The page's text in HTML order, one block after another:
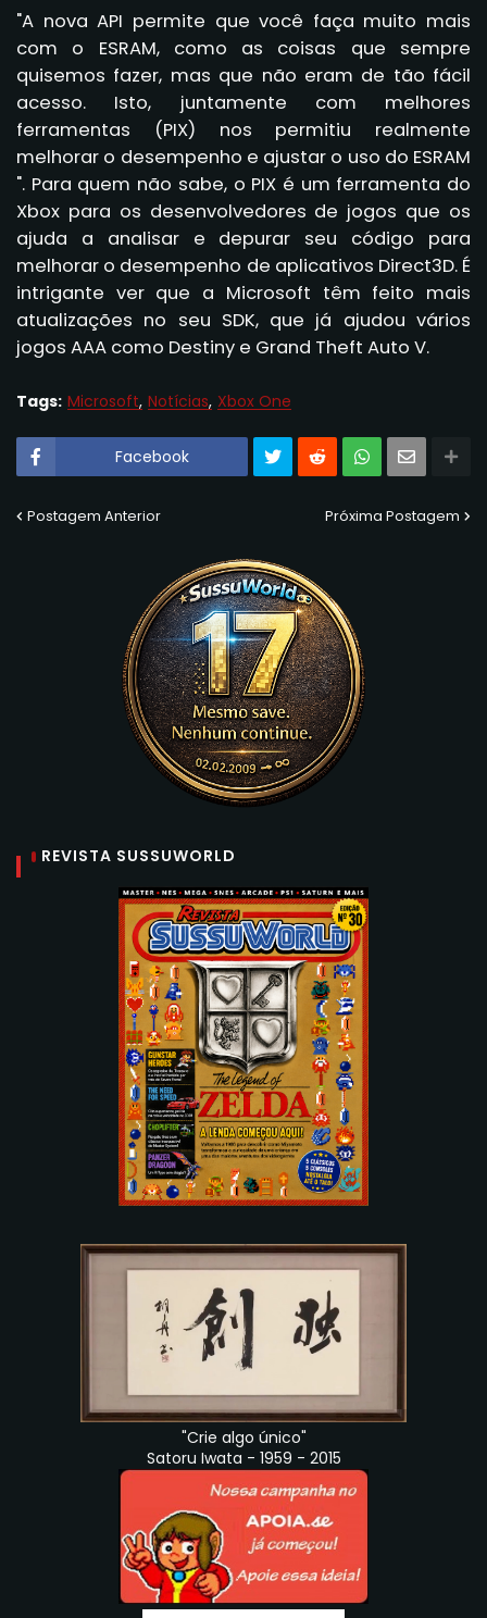
"A nova API permite que você faça muito mais
com o ESRAM, como as coisas que sempre
quisemos fazer, mas que não eram de tão fácil
acesso. Isto, juntamente com melhores
ferramentas (PIX) nos permitiu realmente
melhorar o desempenho e ajustar o uso do ESRAM
". Para quem não sabe, o PIX é um ferramenta do
Xbox para os desenvolvedores de jogos que os
ajuda a analisar e depurar seu código para
melhorar o desempenho de aplicativos Direct3D. É
intrigante ver que a Microsoft têm feito mais
atualizações no seu SDK, que já ajudou vários
jogos AAA como Destiny e Grand Theft Auto V.
Tags: Microsoft Notícias Xbox One
Facebook
Postagem Anterior Próxima Postagem
REVISTA SUSSUWORLD
"Crie algo único"
Satoru Iwata - 1959 - 2015